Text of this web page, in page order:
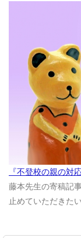
『不登校の親の対応
藤本先生の寄稿記
止めていただきたい